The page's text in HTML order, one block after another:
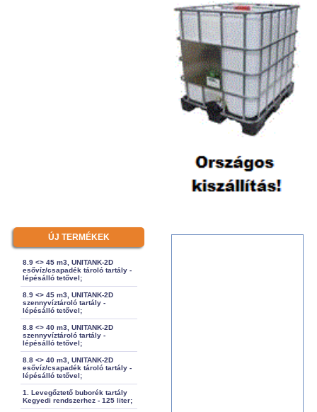
ÚJ TERMÉKEK
8.9 <> 45 m3, UNITANK-2D
esővíz/csapadék tároló tartály -
lépésálló tetővel;
8.9 <> 45 m3, UNITANK-2D
szennyvíztároló tartály -
lépésálló tetővel;
8.8 <> 40 m3, UNITANK-2D
szennyvíztároló tartály -
lépésálló tetővel;
8.8 <> 40 m3, UNITANK-2D
esővíz/csapadék tároló tartály -
lépésálló tetővel;
1. Levegőztető buborék tartály
Kegyedi rendszerhez - 125 liter;